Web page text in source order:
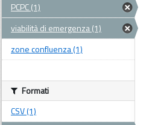
PCPC (1)
viabilità di emergenza (1)
zone confluenza (1)
Formati
CSV (1)